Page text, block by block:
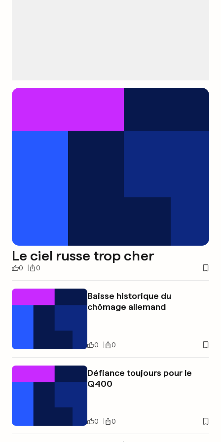
Le ciel russe trop cher
0 0
Baisse historique du
chômage allemand
0 0
Défiance toujours pour le
Q400
0 0